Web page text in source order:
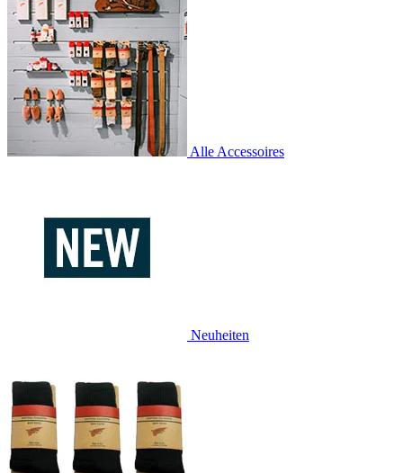
Alle Accessoires
Neuheiten